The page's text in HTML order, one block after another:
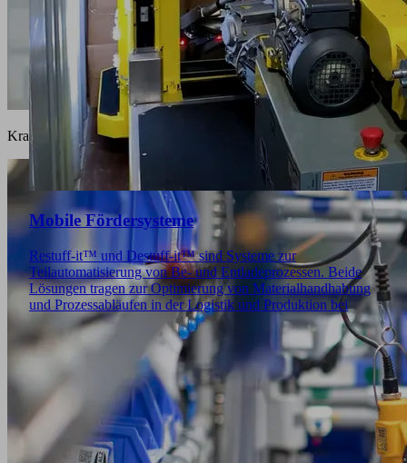
Krane
Mobile Fördersysteme
Restuff-it™ und Destuff-it™ sind Systeme zur
Teilautomatisierung von Be- und Entladeprozessen. Beide
Lösungen tragen zur Optimierung von Materialhandhabung
und Prozessabläufen in der Logistik und Produktion bei